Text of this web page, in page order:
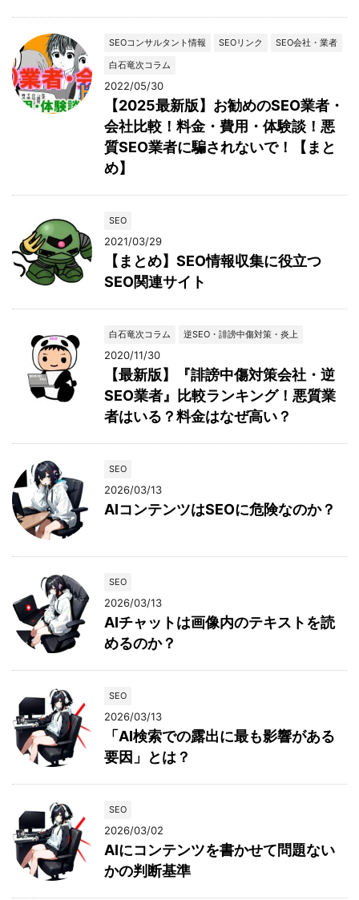
SEOコンサルタント情報 SEOリンク
SEO会社・業者
白石竜次コラム
2022/05/30
【2025最新版】お勧めのSEO業者・
会社比較！料金・費用・体験談！悪
質SEO業者に騙されないで！【まと
め】
SEO
2021/03/29
【まとめ】SEO情報収集に役立つ
SEO関連サイト
白石竜次コラム 逆SEO・誹謗中傷対策・炎上
2020/11/30
【最新版】『誹謗中傷対策会社・逆
SEO業者』比較ランキング！悪質業
者はいる？料金はなぜ高い？
SEO
2026/03/13
AIコンテンツはSEOに危険なのか？
SEO
2026/03/13
AIチャットは画像内のテキストを読
めるのか？
SEO
2026/03/13
「AI検索での露出に最も影響がある
要因」とは？
SEO
2026/03/02
AIにコンテンツを書かせて問題ない
かの判断基準